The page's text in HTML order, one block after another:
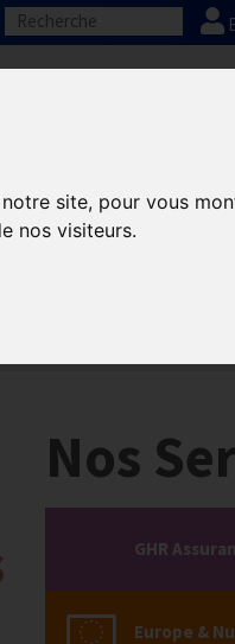
site, pour vous
nos visiteurs.
Nos
GHR
Europe &